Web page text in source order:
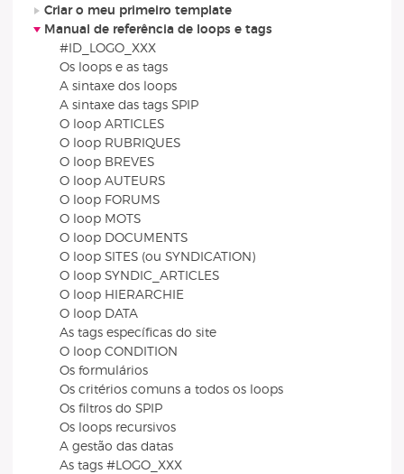
Criar o meu primeiro template
Manual de referência de loops e tags
#ID_LOGO_XXX
Os loops e as tags
A sintaxe dos loops
A sintaxe das tags SPIP
O loop ARTICLES
O loop RUBRIQUES
O loop BREVES
O loop AUTEURS
O loop FORUMS
O loop MOTS
O loop DOCUMENTS
O loop SITES (ou SYNDICATION)
O loop SYNDIC_ARTICLES
O loop HIERARCHIE
O loop DATA
As tags específicas do site
O loop CONDITION
Os formulários
Os critérios comuns a todos os loops
Os filtros do SPIP
Os loops recursivos
A gestão das datas
As tags #LOGO_XXX